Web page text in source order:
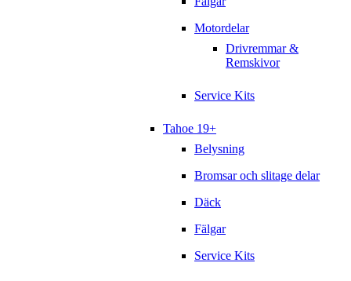
Motordelar
Drivremmar &
Remskivor
Service Kits
Tahoe 19+
Belysning
Bromsar och slitage delar
Däck
Fälgar
Service Kits